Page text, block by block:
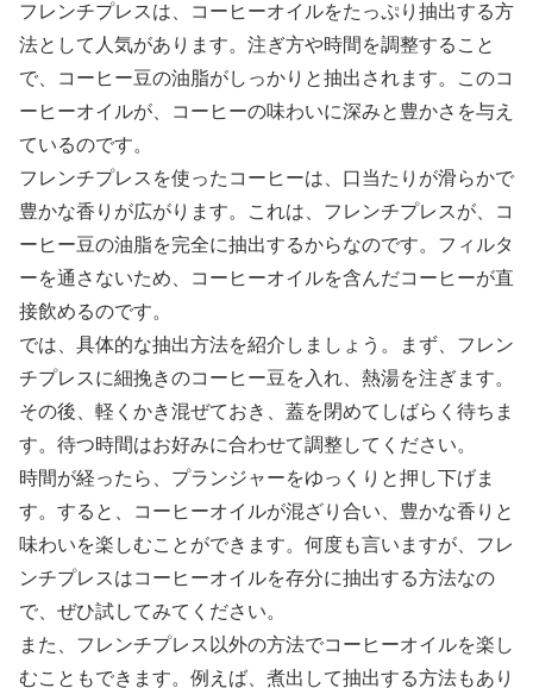
フレンチプレスは、コーヒーオイルをたっぷり抽出する方
法として人気があります。注ぎ方や時間を調整すること
で、コーヒー豆の油脂がしっかりと抽出されます。このコ
ーヒーオイルが、コーヒーの味わいに深みと豊かさを与え
ているのです。
フレンチプレスを使ったコーヒーは、口当たりが滑らかで
豊かな香りが広がります。これは、フレンチプレスが、コ
ーヒー豆の油脂を完全に抽出するからなのです。フィルタ
ーを通さないため、コーヒーオイルを含んだコーヒーが直
接飲めるのです。
では、具体的な抽出方法を紹介しましょう。まず、フレン
チプレスに細挽きのコーヒー豆を入れ、熱湯を注ぎます。
その後、軽くかき混ぜておき、蓋を閉めてしばらく待ちま
す。待つ時間はお好みに合わせて調整してください。
時間が経ったら、プランジャーをゆっくりと押し下げま
す。すると、コーヒーオイルが混ざり合い、豊かな香りと
味わいを楽しむことができます。何度も言いますが、フレ
ンチプレスはコーヒーオイルを存分に抽出する方法なの
で、ぜひ試してみてください。
また、フレンチプレス以外の方法でコーヒーオイルを楽し
むこともできます。例えば、煮出して抽出する方法もあり